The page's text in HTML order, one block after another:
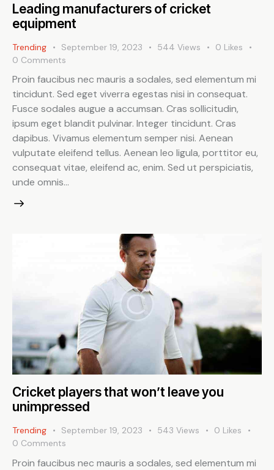
Leading manufacturers of cricket
equipment
Trending September 19, 2023 544 Views 0 Likes
0 Comments
Proin faucibus nec mauris a sodales, sed elementum mi
tincidunt. Sed eget viverra egestas nisi in consequat.
Fusce sodales augue a accumsan. Cras sollicitudin,
ipsum eget blandit pulvinar. Integer tincidunt. Cras
dapibus. Vivamus elementum semper nisi. Aenean
vulputate eleifend tellus. Aenean leo ligula, porttitor eu,
consequat vitae, eleifend ac, enim. Sed ut perspiciatis,
unde omnis…
Cricket players that won’t leave you
unimpressed
Trending September 19, 2023 543 Views 0 Likes
0 Comments
Proin faucibus nec mauris a sodales, sed elementum mi